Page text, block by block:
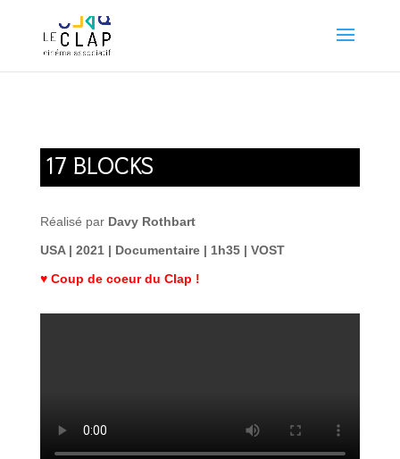
17 BLOCKS
Réalisé par Davy Rothbart
USA | 2021 | Documentaire | 1h35 | VOST
♥ Coup de coeur du Clap !